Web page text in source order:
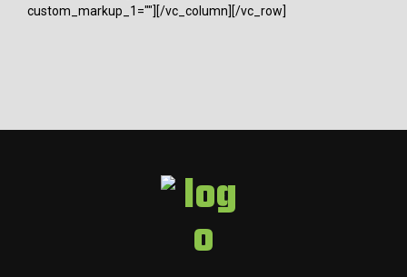
custom_markup_1=""][/vc_column][/vc_row]